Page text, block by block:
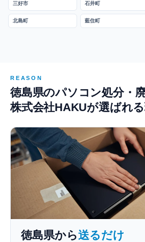
三好市 石井町
北島町 藍住町
REASON
徳島県のパソコン処分・
株式会社HAKUが選ばれ
徳島県から送るだけ